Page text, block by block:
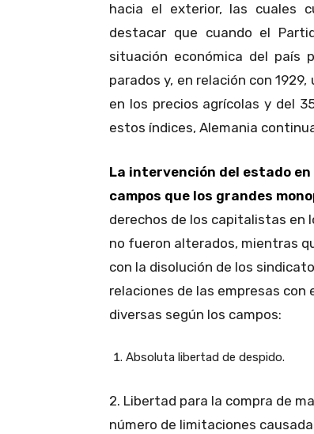
hacia el exterior, las cuales
destacar que cuando el
situación económica del país
parados y, en relación con
en los precios agrícolas y del
estos índices, Alemania
La intervención del estado en
campos que los grandes
derechos de los capitalistas en
no fueron alterados, mientras
con la disolución de los
relaciones de las empresas
diversas según los campos:
Absoluta libertad de despido.
2. Libertad para la compra de
número de limitaciones